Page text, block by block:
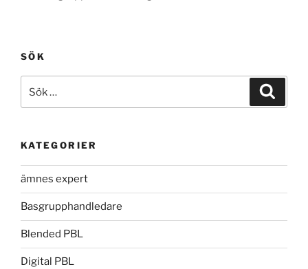
SÖK
efter:
KATEGORIER
ämnes expert
Basgrupphandledare
Blended PBL
Digital PBL